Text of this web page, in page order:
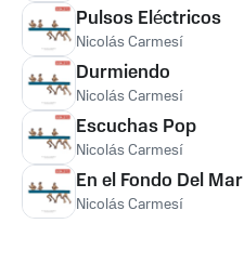
Pulsos Eléctricos
Nicolás Carmesí
Durmiendo
Nicolás Carmesí
Escuchas Pop
Nicolás Carmesí
En el Fondo Del Mar
Nicolás Carmesí